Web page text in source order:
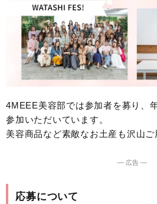
4MEEE美容部では参加者を募り、
参加いただいています。
美容商品など素敵なお土産も沢山ご
― 広告 ―
応募について